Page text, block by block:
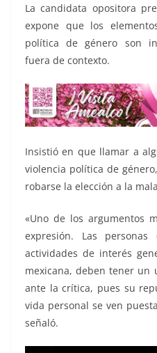
La candidata opositora
expone que los
política de género son
fuera de contexto.
Insistió en que llamar a
violencia política de
robarse la elección a la
«Uno de los argumentos
expresión. Las
actividades de interés
mexicana, deben tener un
ante la crítica, pues su
vida personal se ven
señaló.